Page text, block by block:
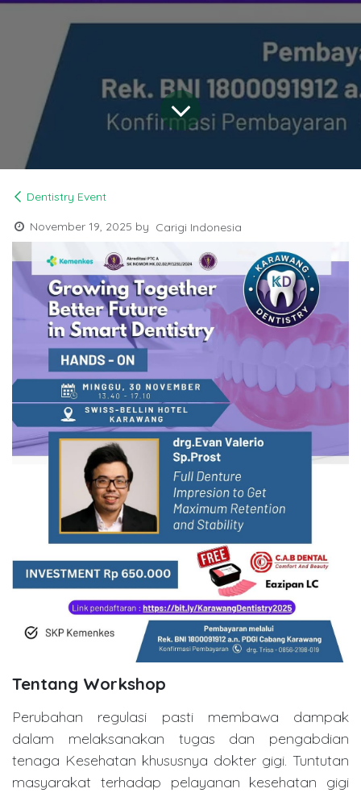
Dentistry Event
November 19, 2025 by Carigi Indonesia
Tentang Workshop
Perubahan regulasi pasti membawa dampak
dalam melaksanakan tugas dan pengabdian
tenaga Kesehatan khususnya dokter gigi. Tuntutan
masyarakat terhadap pelayanan kesehatan gigi